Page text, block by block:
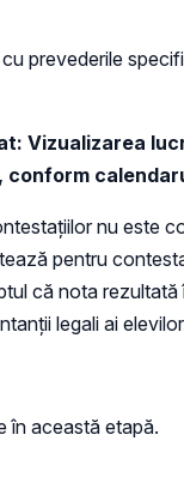
prevederile
Vizualizarea
conform
nu este
pentru
că nota rezultată
legali ai
în această etapă.